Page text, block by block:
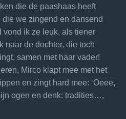
die de paashaas heeft
we zingend en dansend
vond ik ze leuk, als tiener
naar de dochter, die toch
samen met haar vader!
Mirco klapt mee met het
en zingt hard mee: ‘Oeee,
ogen en denk: tradities…,